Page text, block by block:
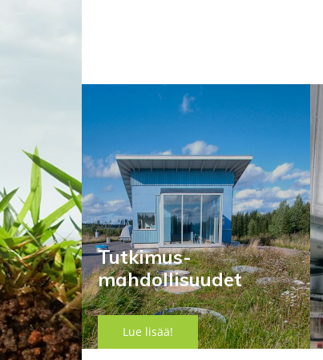
Tutkimus-
mahdollisuudet
Lue lisää!